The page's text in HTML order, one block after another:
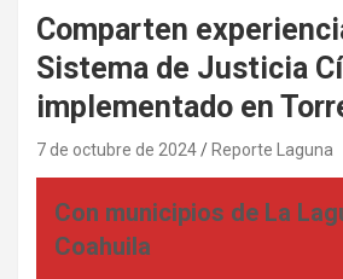
Comparten
Sistema de Justicia
implementado en
7 de octubre de 2024 Reporte Laguna
Con municipios de La
Coahuila